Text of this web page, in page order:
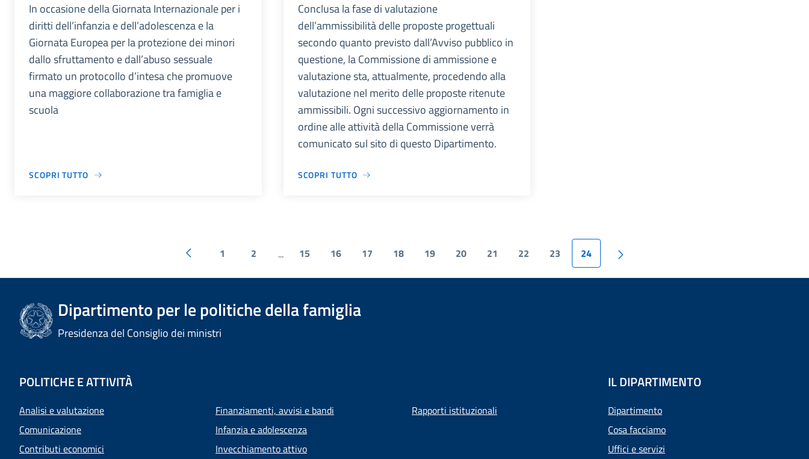
In occasione della Giornata Internazionale per i
diritti dell’infanzia e dell’adolescenza e la
Giornata Europea per la protezione dei minori
dallo sfruttamento e dall’abuso sessuale
firmato un protocollo d’intesa che promuove
una maggiore collaborazione tra famiglia e
scuola
SCOPRI TUTTO
Conclusa la fase di valutazione
dell’ammissibilità delle proposte progettuali
secondo quanto previsto dall’Avviso pubblico in
questione, la Commissione di ammissione e
valutazione sta, attualmente, procedendo alla
valutazione nel merito delle proposte ritenute
ammissibili. Ogni successivo aggiornamento in
ordine alle attività della Commissione verrà
comunicato sul sito di questo Dipartimento.
SCOPRI TUTTO
1 2 ... 15 16 17 18 19 20 21 22 23 24
Dipartimento per le politiche della famiglia
Presidenza del Consiglio dei ministri
POLITICHE E ATTIVITÀ
Analisi e valutazione
Comunicazione
Contributi economici
Finanziamenti, avvisi e bandi
Infanzia e adolescenza
Invecchiamento attivo
Rapporti istituzionali
IL DIPARTIMENTO
Dipartimento
Cosa facciamo
Uffici e servizi